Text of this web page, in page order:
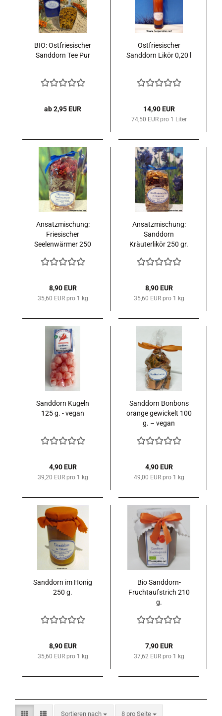
BIO: Ostfriesischer
Sanddorn Tee Pur
ab 2,95 EUR
Ostfriesischer
Sanddorn Likör 0,20 l
14,90 EUR
74,50 EUR pro 1 Liter
Ansatzmischung:
Friesischer
Seelenwärmer 250
8,90 EUR
35,60 EUR pro 1 kg
Ansatzmischung:
Sanddorn
Kräuterlikör 250 gr.
8,90 EUR
35,60 EUR pro 1 kg
Sanddorn Kugeln
125 g. - vegan
4,90 EUR
39,20 EUR pro 1 kg
Sanddorn Bonbons
orange gewickelt 100
g. – vegan
4,90 EUR
49,00 EUR pro 1 kg
Sanddorn im Honig
250 g.
8,90 EUR
35,60 EUR pro 1 kg
Bio Sanddorn-
Fruchtaufstrich 210
g.
7,90 EUR
37,62 EUR pro 1 kg
Sortieren nach
Sortieren nach 8 pro Seite
pro Seite